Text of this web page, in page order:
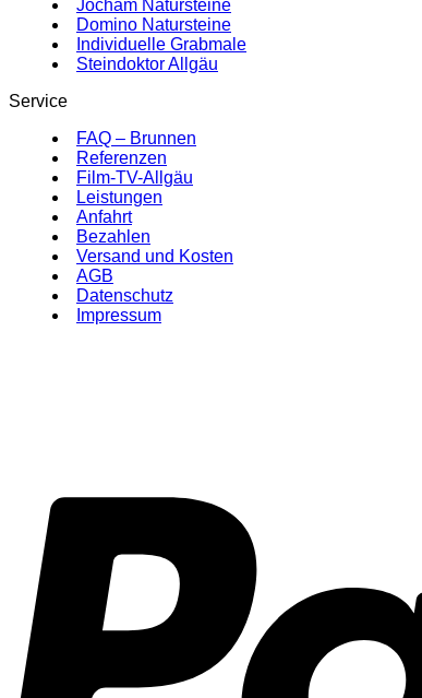
Jocham Natursteine
Domino Natursteine
Individuelle Grabmale
Steindoktor Allgäu
Service
FAQ – Brunnen
Referenzen
Film-TV-Allgäu
Leistungen
Anfahrt
Bezahlen
Versand und Kosten
AGB
Datenschutz
Impressum